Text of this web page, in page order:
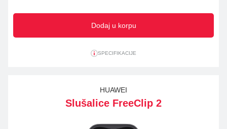
Dodaj u korpu
SPECIFIKACIJE
HUAWEI
Slušalice FreeClip 2